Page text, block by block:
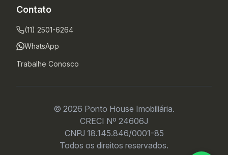
Contato
(11) 2501-6264
WhatsApp
Trabalhe Conosco
© 2026 Ponto House Imobiliária.
CRECI Nº 24606J
CNPJ 18.145.846/0001-85
Todos os direitos reservados.